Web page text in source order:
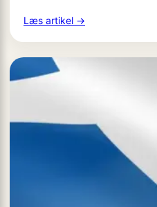
Læs artikel →
Klare
udebanesejre,